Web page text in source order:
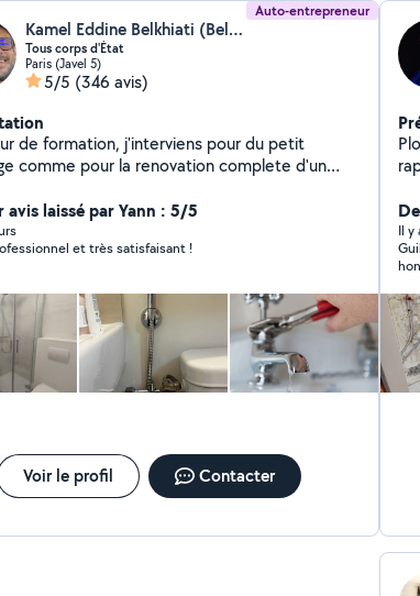
Auto-entrepreneur
Kamel Eddine Belkhiati (Belkhiati kamel)
Tous corps d'État
Paris (Javel 5)
5/5 (346 avis)
de formation, j'interviens pour du petit
comme pour la renovation complete d'un
batiment, d'un plombier chauffagiste,
d'un plaquiste et d'un carreleur.
avis laissé par Yann : 5/5
et très satisfaisant !
Voir le profil Contacter
de
et détaillé.
etc.. À
Il y